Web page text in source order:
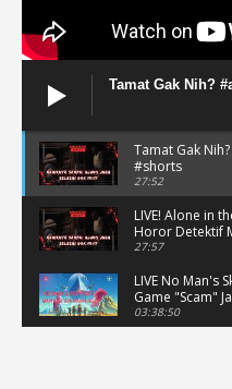
Tamat Gak Nih?
Tamat Gak
#shorts
27:52
LIVE! Alone in
Horor Detektif
27:57
LIVE No Man's
Game "Scam"
03:38:50